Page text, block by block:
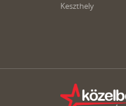
Keszthely